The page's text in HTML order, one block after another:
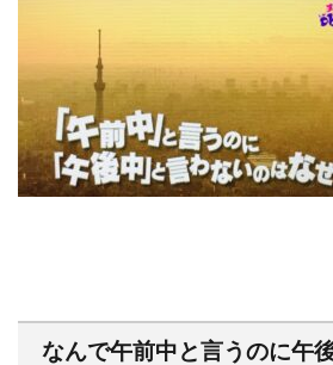
なんで午前中と言うのに午